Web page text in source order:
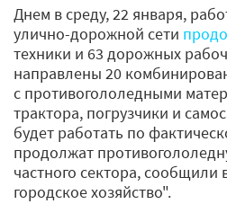
Днем в среду, 22 января,
улично-дорожной сети
техники и 63 дорожных
направлены 20
с противогололедными
трактора, погрузчики и
будет работать по
продолжат
частного сектора,
городское хозяйство".